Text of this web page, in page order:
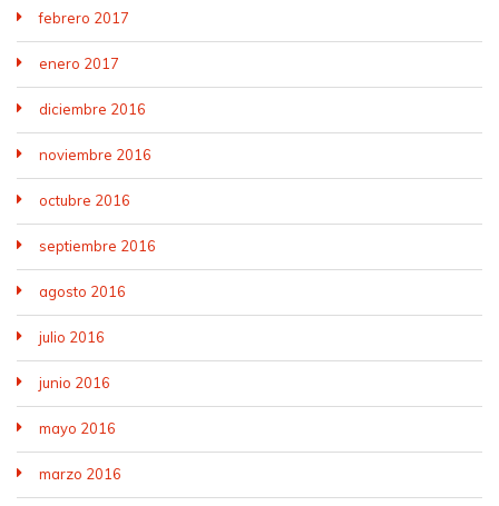
febrero 2017
enero 2017
diciembre 2016
noviembre 2016
octubre 2016
septiembre 2016
agosto 2016
julio 2016
junio 2016
mayo 2016
marzo 2016